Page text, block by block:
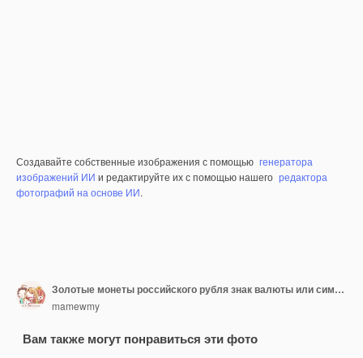
Создавайте собственные изображения с помощью генератора
изображений ИИ и редактируйте их с помощью нашего редактора
фотографий на основе ИИ.
Золотые монеты российского рубля знак валюты или символ фон 3d иллюстрация
mamewmy
Вам также могут понравиться эти фото